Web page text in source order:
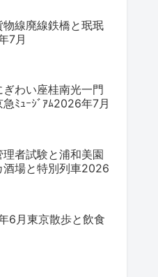
物線廃線鉄橋と珉珉
7月
ぎわい座桂南光一門
ﾐｭｰｼﾞｱﾑ2026年7月
理者試験と浦和美園
酒場と特別列車2026
6月東京散歩と飲食